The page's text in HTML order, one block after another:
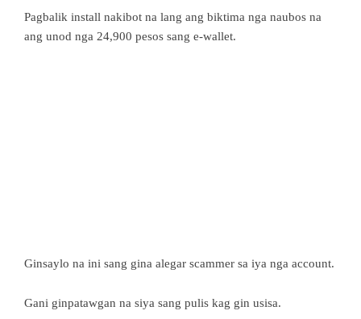
Pagbalik install nakibot na lang ang biktima nga naubos na
ang unod nga 24,900 pesos sang e-wallet.
Ginsaylo na ini sang gina alegar scammer sa iya nga account.
Gani ginpatawgan na siya sang pulis kag gin usisa.